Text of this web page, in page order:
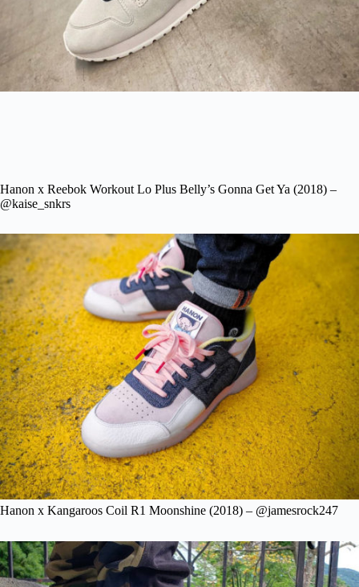
Hanon x Reebok Workout Lo Plus Belly’s Gonna Get Ya (2018) –
@kaise_snkrs
Hanon x Kangaroos Coil R1 Moonshine (2018) – @jamesrock247